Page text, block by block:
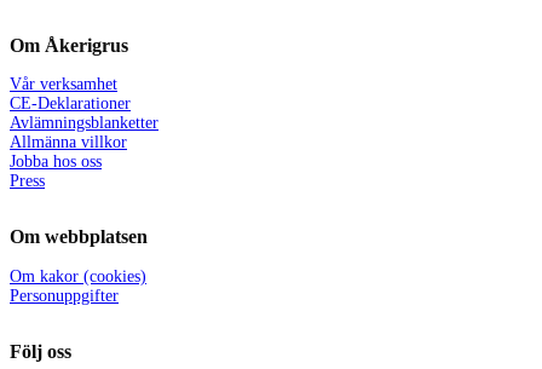
Om Åkerigrus
Vår verksamhet
CE-Deklarationer
Avlämningsblanketter
Allmänna villkor
Jobba hos oss
Press
Om webbplatsen
Om kakor (cookies)
Personuppgifter
Följ oss